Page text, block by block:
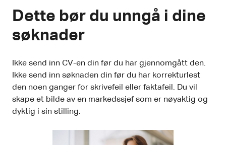
Dette bør du unngå i dine
søknader
Ikke send inn CV-en din før du har gjennomgått den.
Ikke send inn søknaden din før du har korrekturlest
den noen ganger for skrivefeil eller faktafeil. Du vil
skape et bilde av en markedssjef som er nøyaktig og
dyktig i sin stilling.